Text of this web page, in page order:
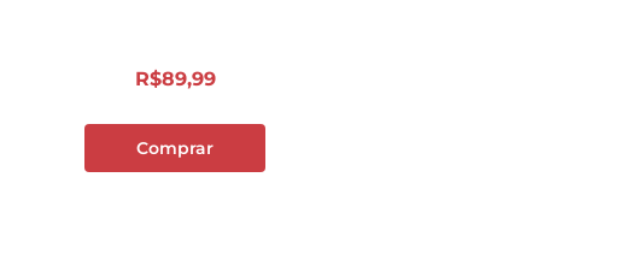
R$89,99
Comprar